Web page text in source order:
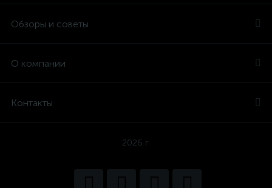
Обзоры и советы
О компании
Контакты
2026 г.